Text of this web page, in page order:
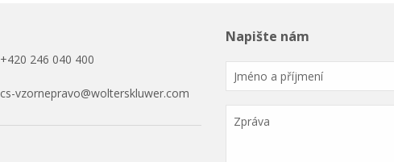
+420 246 040 400
cs-vzornepravo@wolterskluwer.com
Napište nám